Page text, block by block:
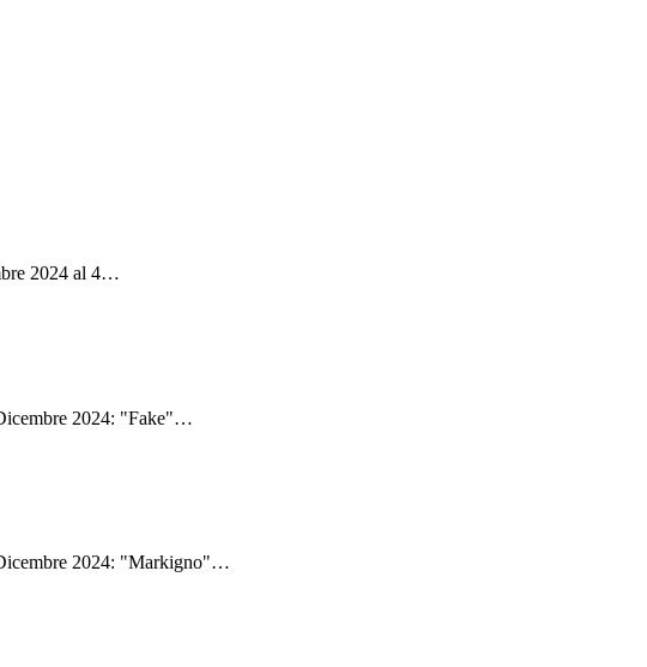
2024 al 4…
2024: "Fake"…
2024: "Markigno"…